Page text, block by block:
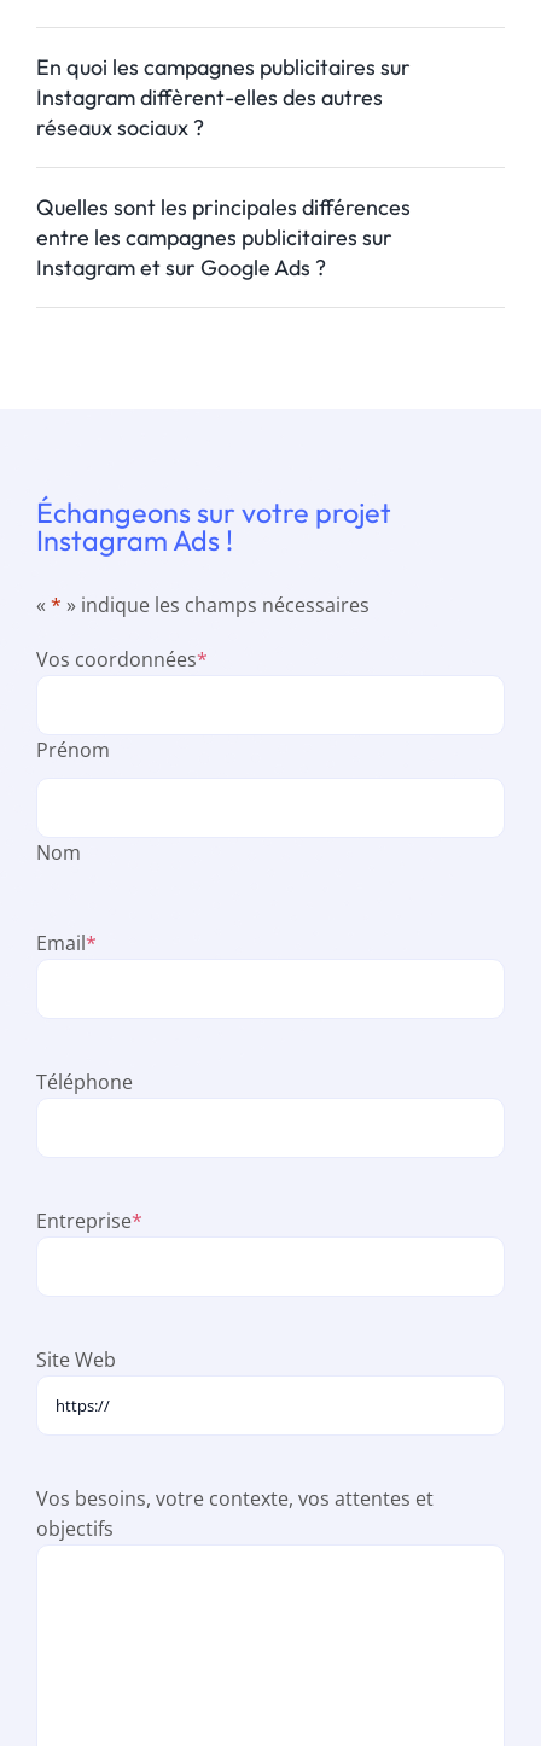
En quoi les campagnes publicitaires sur
Instagram diffèrent-elles des autres
réseaux sociaux ?
Quelles sont les principales différences
entre les campagnes publicitaires sur
Instagram et sur Google Ads ?
Échangeons sur votre projet
Instagram Ads !
« * » indique les champs nécessaires
Vos coordonnées*
Prénom
Nom
Email*
Téléphone
Entreprise*
Site Web
Vos besoins, votre contexte, vos attentes et
objectifs